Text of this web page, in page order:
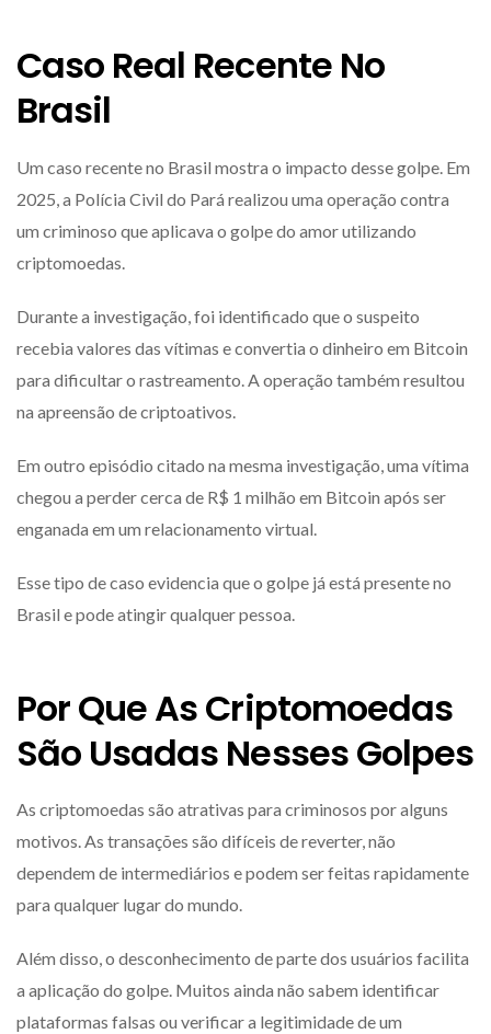
Caso Real Recente No
Brasil
Um caso recente no Brasil mostra o impacto desse golpe. Em
2025, a Polícia Civil do Pará realizou uma operação contra
um criminoso que aplicava o golpe do amor utilizando
criptomoedas.
Durante a investigação, foi identificado que o suspeito
recebia valores das vítimas e convertia o dinheiro em Bitcoin
para dificultar o rastreamento. A operação também resultou
na apreensão de criptoativos.
Em outro episódio citado na mesma investigação, uma vítima
chegou a perder cerca de R$ 1 milhão em Bitcoin após ser
enganada em um relacionamento virtual.
Esse tipo de caso evidencia que o golpe já está presente no
Brasil e pode atingir qualquer pessoa.
Por Que As Criptomoedas
São Usadas Nesses Golpes
As criptomoedas são atrativas para criminosos por alguns
motivos. As transações são difíceis de reverter, não
dependem de intermediários e podem ser feitas rapidamente
para qualquer lugar do mundo.
Além disso, o desconhecimento de parte dos usuários facilita
a aplicação do golpe. Muitos ainda não sabem identificar
plataformas falsas ou verificar a legitimidade de um